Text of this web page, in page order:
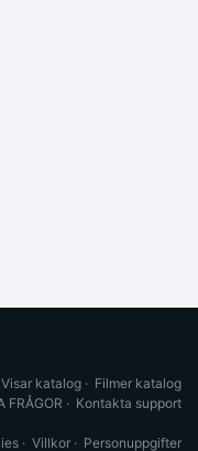
Visar katalog · Filmer katalog
FRÅGOR · Kontakta support
· Villkor · Personuppgifter